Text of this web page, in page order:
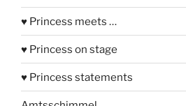
♥ Princess meets …
♥ Princess on stage
♥ Princess statements